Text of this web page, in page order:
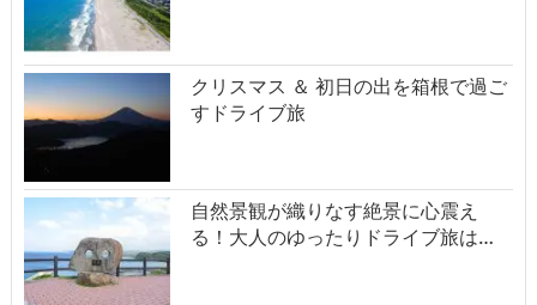
クリスマス ＆ 初日の出を箱根で過ご
すドライブ旅
自然景観が織りなす絶景に心震え
る！大人のゆったりドライブ旅は…